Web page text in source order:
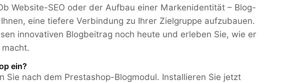
Website-SEO oder der Aufbau einer Markenidentität – Blog-
eine tiefere Verbindung zu Ihrer Zielgruppe aufzubauen.
innovativen Blogbeitrag noch heute und erleben Sie, wie er
ein?
Sie nach dem Prestashop-Blogmodul. Installieren Sie jetzt